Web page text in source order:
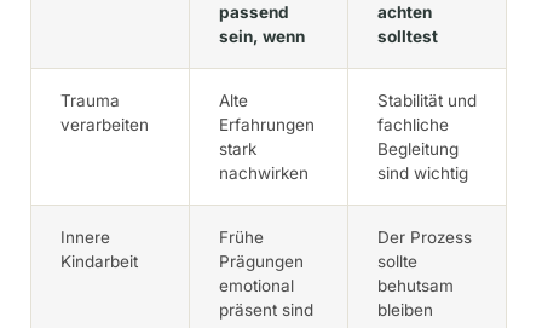
passend
sein, wenn
achten
solltest
Trauma
verarbeiten
Alte
Erfahrungen
stark
nachwirken
Stabilität und
fachliche
Begleitung
sind wichtig
Innere
Kindarbeit
Frühe
Prägungen
emotional
präsent sind
Der Prozess
sollte
behutsam
bleiben